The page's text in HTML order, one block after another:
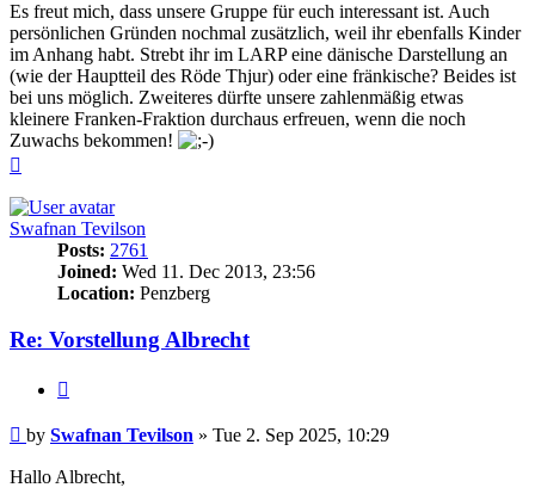
Es freut mich, dass unsere Gruppe für euch interessant ist. Auch
persönlichen Gründen nochmal zusätzlich, weil ihr ebenfalls Kinder
im Anhang habt. Strebt ihr im LARP eine dänische Darstellung an
(wie der Hauptteil des Röde Thjur) oder eine fränkische? Beides ist
bei uns möglich. Zweiteres dürfte unsere zahlenmäßig etwas
kleinere Franken-Fraktion durchaus erfreuen, wenn die noch
Zuwachs bekommen!
Swafnan Tevilson
Posts: 2761
Joined: Wed 11. Dec 2013, 23:56
Location: Penzberg
Re: Vorstellung Albrecht
Post
by Swafnan Tevilson » Tue 2. Sep 2025, 10:29
Hallo Albrecht,